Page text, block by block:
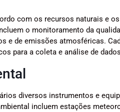
com os recursos naturais e
o monitoramento da
e de emissões atmosféricas.
para a coleta e análise de
diversos instrumentos e
incluem estações